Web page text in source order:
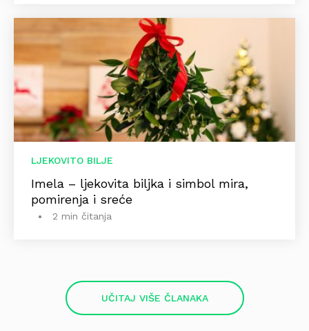
LJEKOVITO BILJE
Imela – ljekovita biljka i simbol mira,
pomirenja i sreće
2 min čitanja
UČITAJ VIŠE ČLANAKA